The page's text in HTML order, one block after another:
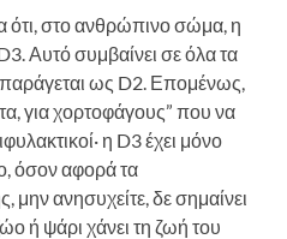
στο ανθρώπινο σώμα, η
Αυτό συμβαίνει σε όλα τα
παράγεται ως D2. Επομένως,
για χορτοφάγους” που να
η D3 έχει μόνο
όσον αφορά τα
ανησυχείτε, δε σημαίνει
ή ψάρι χάνει τη ζωή του